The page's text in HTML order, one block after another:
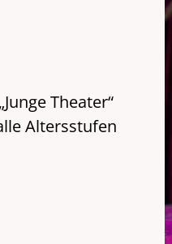
Theater“
Altersstufen